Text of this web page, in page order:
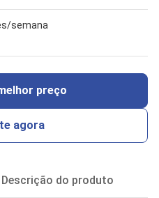
semana
preço
agora
Descrição do produto